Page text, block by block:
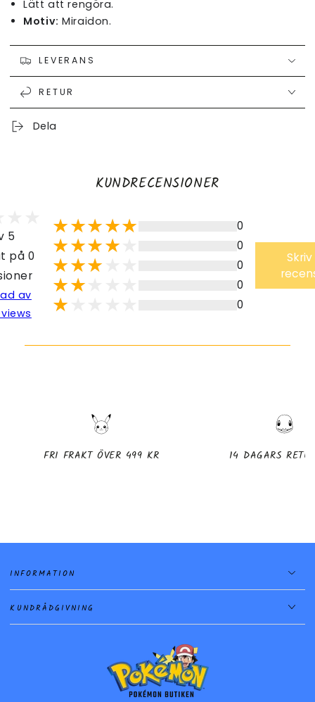
Lätt att rengöra.
Motiv: Miraidon.
LEVERANS
RETUR
Dela
KUNDRECENSIONER
5
på 0
av
0
0
0
0
0
FRI FRAKT ÖVER 499 KR 14 DAGARS
INFORMATION
KUNDRÅDGIVNING